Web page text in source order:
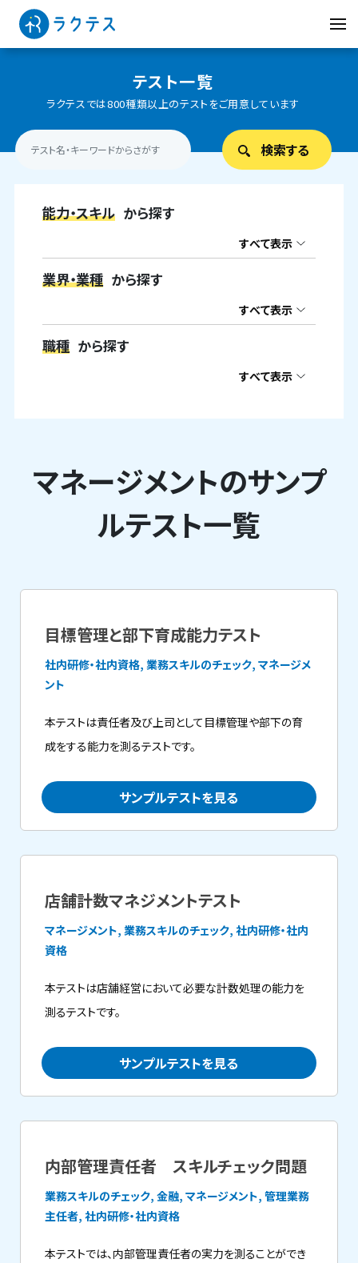
テスト一覧
ラクテスでは800種類以上のテストをご用意しています
能力・スキル から探す
すべて表示
業界・業種 から探す
すべて表示
職種 から探す
すべて表示
マネージメントのサンプ
ルテスト一覧
目標管理と部下育成能力テスト
社内研修・社内資格, 業務スキルのチェック, マネージメ
ント
本テストは責任者及び上司として目標管理や部下の育
成をする能力を測るテストです。
サンプルテストを見る
店舗計数マネジメントテスト
マネージメント, 業務スキルのチェック, 社内研修・社内
資格
本テストは店舗経営において必要な計数処理の能力を
測るテストです。
サンプルテストを見る
内部管理責任者 スキルチェック問題
業務スキルのチェック, 金融, マネージメント, 管理業務
主任者, 社内研修・社内資格
本テストでは、内部管理責任者の実力を測ることができ